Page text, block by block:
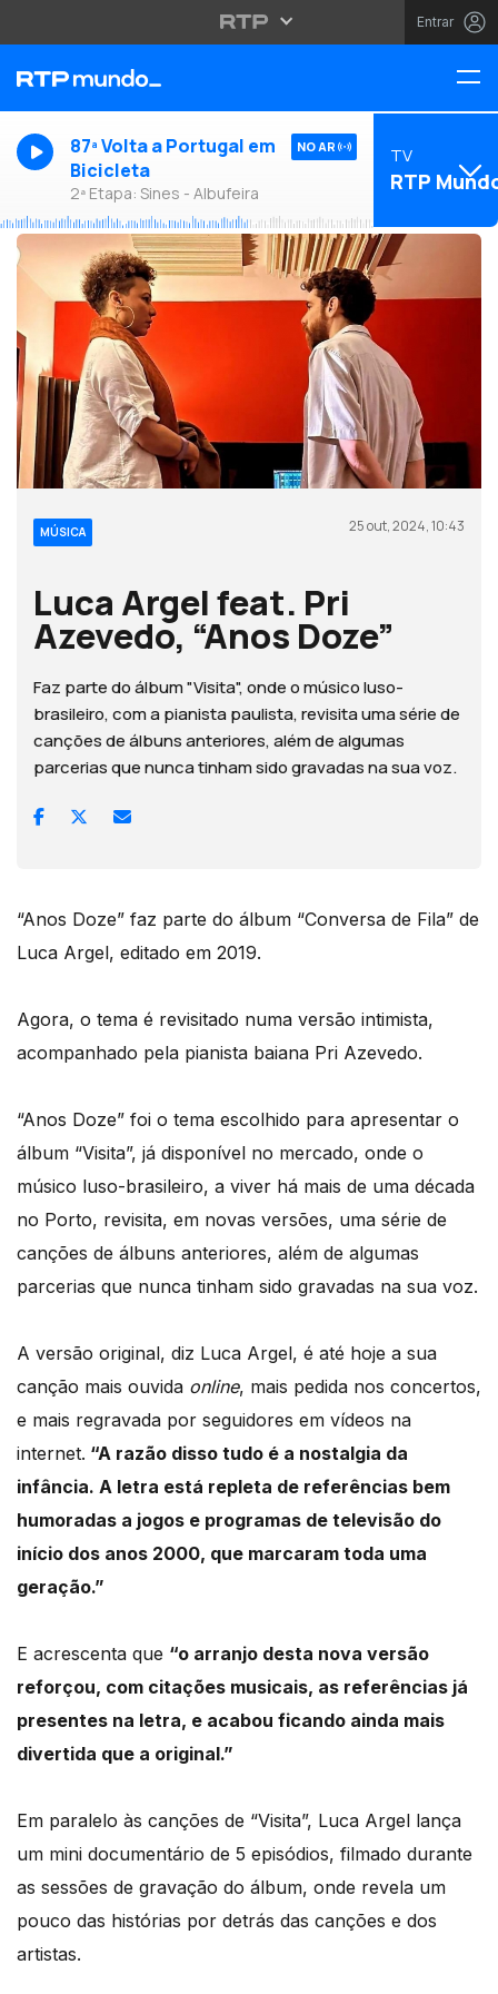
Entrar
87ª Volta a Portugal em
Bicicleta
2ª Etapa: Sines - Albufeira
NO AR TV
RTP
MÚSICA 25 out, 2024, 10:43
Luca Argel feat. Pri
Azevedo, “Anos Doze”
Faz parte do álbum "Visita", onde o músico luso-
brasileiro, com a pianista paulista, revisita uma série de
canções de álbuns anteriores, além de algumas
parcerias que nunca tinham sido gravadas na sua voz.
“Anos Doze” faz parte do álbum “Conversa de Fila” de
Luca Argel, editado em 2019.
Agora, o tema é revisitado numa versão intimista,
acompanhado pela pianista baiana Pri Azevedo.
“Anos Doze” foi o tema escolhido para apresentar o
álbum “Visita”, já disponível no mercado, onde o
músico luso-brasileiro, a viver há mais de uma década
no Porto, revisita, em novas versões, uma série de
canções de álbuns anteriores, além de algumas
parcerias que nunca tinham sido gravadas na sua voz.
A versão original, diz Luca Argel, é até hoje a sua
canção mais ouvida online, mais pedida nos concertos,
e mais regravada por seguidores em vídeos na
internet. “A razão disso tudo é a nostalgia da
infância. A letra está repleta de referências bem
humoradas a jogos e programas de televisão do
início dos anos 2000, que marcaram toda uma
geração.”
E acrescenta que “o arranjo desta nova versão
reforçou, com citações musicais, as referências já
presentes na letra, e acabou ficando ainda mais
divertida que a original.”
Em paralelo às canções de “Visita”, Luca Argel lança
um mini documentário de 5 episódios, filmado durante
as sessões de gravação do álbum, onde revela um
pouco das histórias por detrás das canções e dos
artistas.